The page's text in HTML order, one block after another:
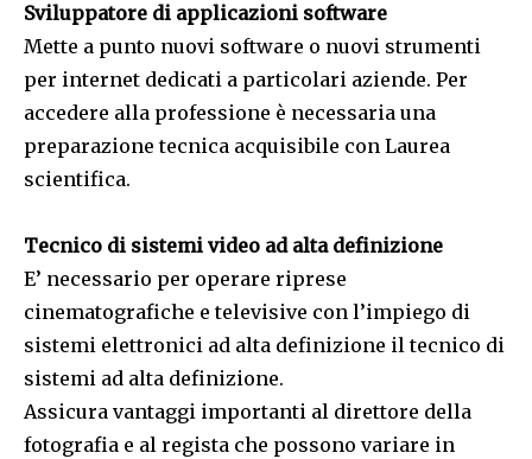
Sviluppatore di applicazioni software
Mette a punto nuovi software o nuovi strumenti
per internet dedicati a particolari aziende. Per
accedere alla professione è necessaria una
preparazione tecnica acquisibile con Laurea
scientifica.
Tecnico di sistemi video ad alta definizione
E’ necessario per operare riprese
cinematografiche e televisive con l’impiego di
sistemi elettronici ad alta definizione il tecnico di
sistemi ad alta definizione.
Assicura vantaggi importanti al direttore della
fotografia e al regista che possono variare in